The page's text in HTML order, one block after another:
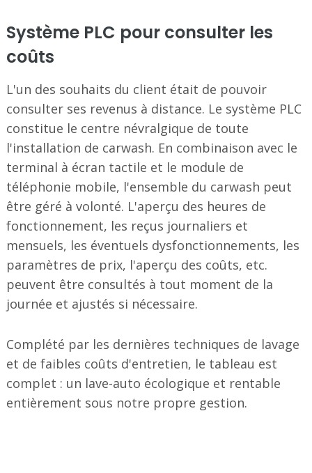
Système PLC pour consulter les
coûts
L'un des souhaits du client était de pouvoir
consulter ses revenus à distance. Le système PLC
constitue le centre névralgique de toute
l'installation de carwash. En combinaison avec le
terminal à écran tactile et le module de
téléphonie mobile, l'ensemble du carwash peut
être géré à volonté. L'aperçu des heures de
fonctionnement, les reçus journaliers et
mensuels, les éventuels dysfonctionnements, les
paramètres de prix, l'aperçu des coûts, etc.
peuvent être consultés à tout moment de la
journée et ajustés si nécessaire.
Complété par les dernières techniques de lavage
et de faibles coûts d'entretien, le tableau est
complet : un lave-auto écologique et rentable
entièrement sous notre propre gestion.